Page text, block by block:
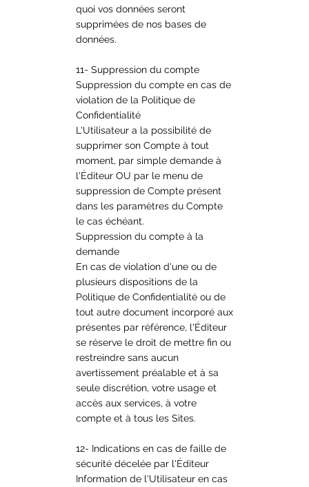
quoi vos données seront
supprimées de nos bases de
données.
11- Suppression du compte
Suppression du compte en cas de
violation de la Politique de
Confidentialité
L'Utilisateur a la possibilité de
supprimer son Compte à tout
moment, par simple demande à
l'Éditeur OU par le menu de
suppression de Compte présent
dans les paramètres du Compte
le cas échéant.
Suppression du compte à la
demande
En cas de violation d'une ou de
plusieurs dispositions de la
Politique de Confidentialité ou de
tout autre document incorporé aux
présentes par référence, l'Éditeur
se réserve le droit de mettre fin ou
restreindre sans aucun
avertissement préalable et à sa
seule discrétion, votre usage et
accès aux services, à votre
compte et à tous les Sites.
12- Indications en cas de faille de
sécurité décelée par l'Éditeur
Information de l'Utilisateur en cas